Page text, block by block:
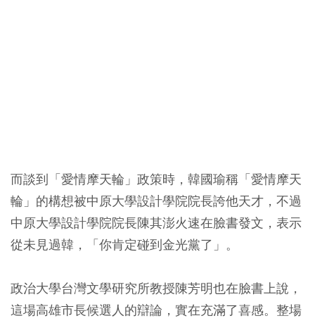
而談到「愛情摩天輪」政策時，韓國瑜稱「愛情摩天
輪」的構想被中原大學設計學院院長誇他天才，不過
中原大學設計學院院長陳其澎火速在臉書發文，表示
從未見過韓，「你肯定碰到金光黨了」。
政治大學台灣文學研究所教授陳芳明也在臉書上說，
這場高雄市長候選人的辯論，實在充滿了喜感。整場